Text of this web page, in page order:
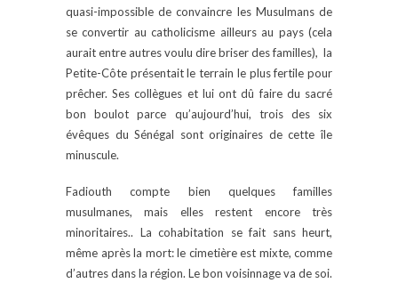
quasi-impossible de convaincre les Musulmans de
se convertir au catholicisme ailleurs au pays (cela
aurait entre autres voulu dire briser des familles), la
Petite-Côte présentait le terrain le plus fertile pour
prêcher. Ses collègues et lui ont dû faire du sacré
bon boulot parce qu’aujourd’hui, trois des six
évêques du Sénégal sont originaires de cette île
minuscule.
Fadiouth compte bien quelques familles
musulmanes, mais elles restent encore très
minoritaires.. La cohabitation se fait sans heurt,
même après la mort: le cimetière est mixte, comme
d’autres dans la région. Le bon voisinnage va de soi.